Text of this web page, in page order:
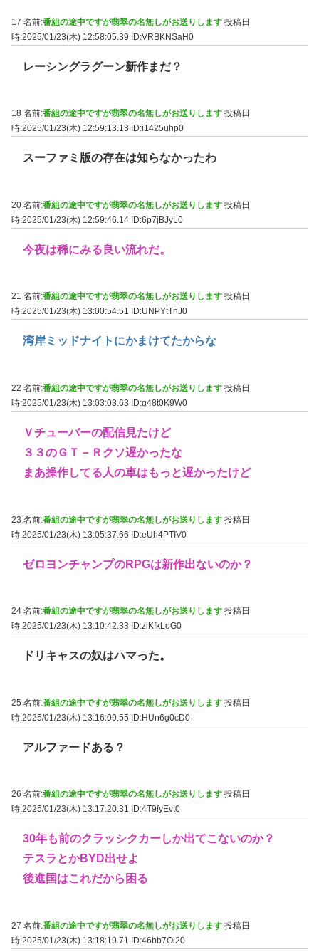
17 名前:番組の途中ですが翡翠の名無しがお送りします 投稿日
時:2025/01/23(木) 12:58:05.39 ID:VRBKNSaH0
レーシングラグーン新作まだ？
18 名前:番組の途中ですが翡翠の名無しがお送りします 投稿日
時:2025/01/23(木) 12:59:13.13
ID:i1425uhp0
スーファミ版の存在は知らなかったわ
20 名前:番組の途中ですが翡翠の名無しがお送りします 投稿日
時:2025/01/23(木) 12:59:46.14 ID:6p7jBJyL0
今夜は稀にみる良い流れだ。
21 名前:番組の途中ですが翡翠の名無しがお送りします 投稿日
時:2025/01/23(木) 13:00:54.51
ID:UNPYtTnJ0
湾岸ミッドナイトにかまけてたからな
22 名前:番組の途中ですが翡翠の名無しがお送りします 投稿日
時:2025/01/23(木) 13:03:03.63
ID:g48t0K9W0
Ｖチューバーの配信見たけど
３３のＧＴ－Ｒクソ遅かったな
まあ操作してる人の車はもっと遅かったけど
23 名前:番組の途中ですが翡翠の名無しがお送りします 投稿日
時:2025/01/23(木) 13:05:37.66 ID:eUh4PTIV0
ゼロヨンチャンプのRPGは新作出ないのか？
24 名前:番組の途中ですが翡翠の名無しがお送りします 投稿日
時:2025/01/23(木) 13:10:42.33
ID:zlKfkLoG0
ドリキャスの奴はハマった。
25 名前:番組の途中ですが翡翠の名無しがお送りします 投稿日
時:2025/01/23(木) 13:16:09.55 ID:HUn6g0cD0
アルファードある？
26 名前:番組の途中ですが翡翠の名無しがお送りします 投稿日
時:2025/01/23(木) 13:17:20.31
ID:4T9fyEvt0
30年も前のクラッシクカーしか出てこないのか？
テスラとかBYD出せよ
後進国はこれだから困る
27 名前:番組の途中ですが翡翠の名無しがお送りします 投稿日
時:2025/01/23(木) 13:18:19.71
ID:46bb7Ol20